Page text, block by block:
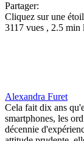
Partager:
Cliquez sur une
3117 vues , 2.5 min
Alexandra Furet
Cela fait dix ans
smartphones, les
décennie